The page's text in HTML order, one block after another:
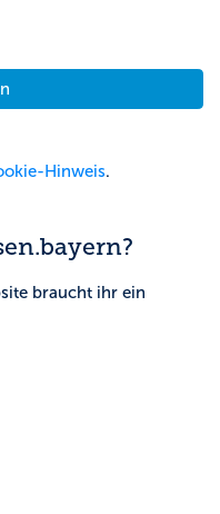
Hinweis.
braucht ihr ein